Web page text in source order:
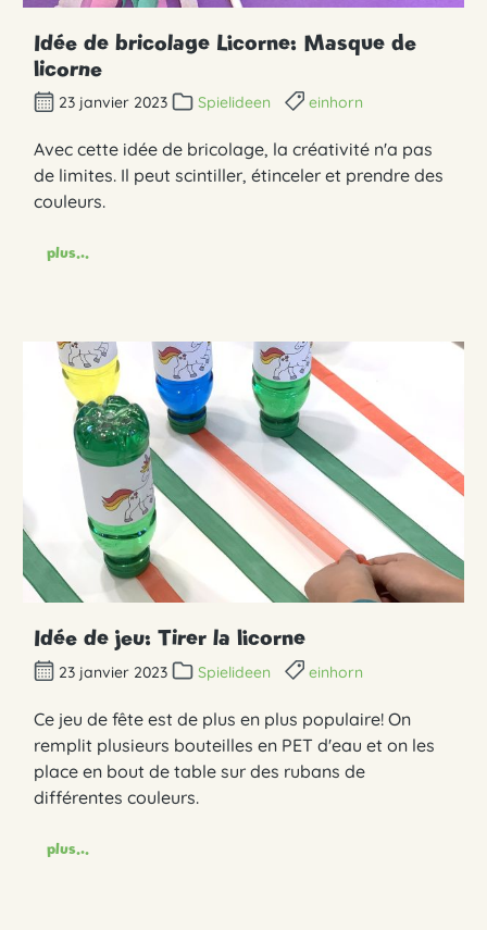
Idée de bricolage Licorne: Masque de
licorne
23 janvier 2023 Spielideen einhorn
Avec cette idée de bricolage, la créativité n'a pas
de limites. Il peut scintiller, étinceler et prendre des
couleurs.
plus...
Idée de jeu: Tirer la licorne
23 janvier 2023 Spielideen einhorn
Ce jeu de fête est de plus en plus populaire! On
remplit plusieurs bouteilles en PET d'eau et on les
place en bout de table sur des rubans de
différentes couleurs.
plus...